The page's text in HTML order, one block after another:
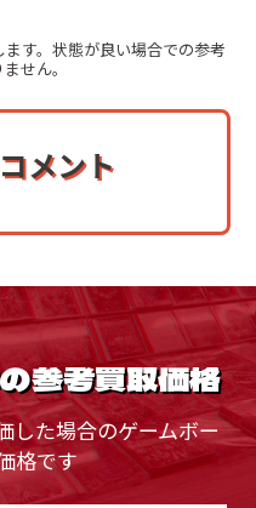
す。状態が良い場合での参考
せん。
メント
参考買取価格
した場合のゲームボー
格です